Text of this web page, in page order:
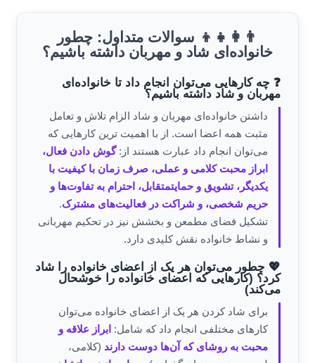
👨‍👩‍👧‍👦 سوالات متداول: چطور
خانواده‌ای شاد و مهربان داشته باشیم؟
❓ چه کارهایی می‌توان انجام داد تا خانواده‌ای
مهربان و شاد داشته باشیم؟
داشتن خانواده‌ای مهربان و شاد الزام تلاش و تعامل
مثبت همه اعضا است. از با اهمیت ترین کارهایی که
می‌توان انجام داد عبارت هستند از:گوش دادن فعال،
ابراز محبت کلامی و عملی، صرف زمان با کیفیت با
یکدیگر، تشویق و حمایتمتقابل، احترام به تفاوت‌ها و
حریم شخصی، و شراکت در فعالیت‌های مشترک.
تشکیل فضای مطمعن و بخشش نیز در تحکیم مهربانی
و نشاط خانواده نقش کلیدی دارد.
💖 چطور می‌توان هر یک از اعضای خانواده را شاد
کرد؟ (کارهایی که اعضای خانواده را خوشحال
می‌کند)
برای شاد کردن هر یک از اعضای خانواده می‌توان
کارهای مختلفی انجام داد که شامل: ابراز علاقه و
محبت به روشای که آن‌ها دوست دارند (کلامی،